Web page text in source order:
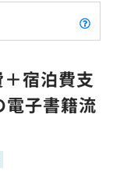
宿泊費支
電子書籍流